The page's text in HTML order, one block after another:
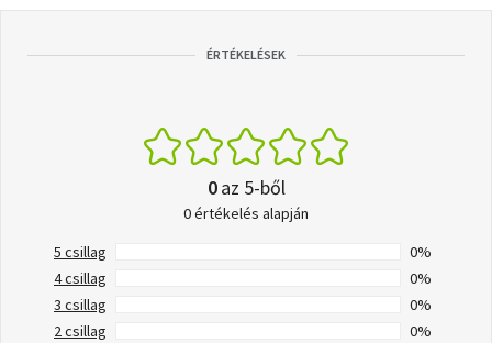
ÉRTÉKELÉSEK
0az 5-ből
0 értékelés alapján
5 csillag
0%
4 csillag
0%
3 csillag
0%
2 csillag
0%